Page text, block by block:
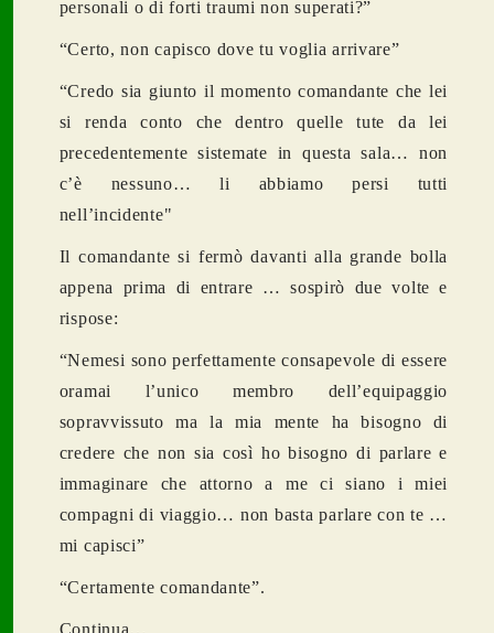
personali o di forti traumi non superati?”
“Certo, non capisco dove tu voglia arrivare”
“Credo sia giunto il momento comandante che lei
si renda conto che dentro quelle tute da lei
precedentemente sistemate in questa sala… non
c’è nessuno… li abbiamo persi tutti
nell’incidente"
Il comandante si fermò davanti alla grande bolla
appena prima di entrare … sospirò due volte e
rispose:
“Nemesi sono perfettamente consapevole di essere
oramai l’unico membro dell’equipaggio
sopravvissuto ma la mia mente ha bisogno di
credere che non sia così ho bisogno di parlare e
immaginare che attorno a me ci siano i miei
compagni di viaggio… non basta parlare con te …
mi capisci”
“Certamente comandante”.